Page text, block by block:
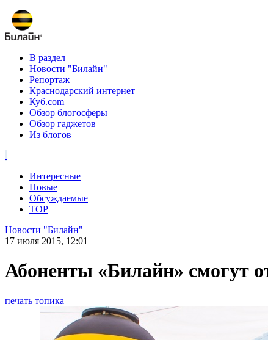
В раздел
Новости "Билайн"
Репортаж
Краснодарский интернет
Куб.com
Обзор блогосферы
Обзор гаджетов
Из блогов
Интересные
Новые
Обсуждаемые
TOP
Новости "Билайн"
17 июля 2015, 12:01
Абоненты «Билайн» смогут
печать топика